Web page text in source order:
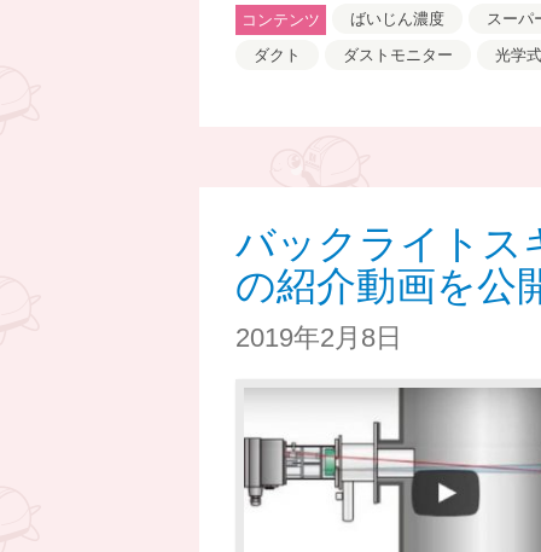
コンテンツ ばいじん濃度
スーパ
ダクト
ダストモニター 光学式
バックライトス
の紹介動画を公
2019年2月8日